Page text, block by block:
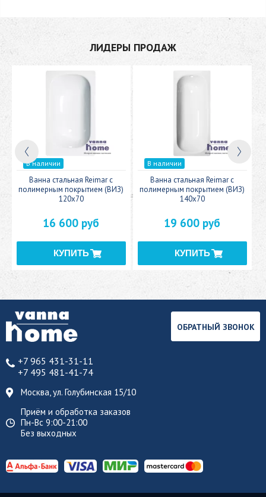
ЛИДЕРЫ ПРОДАЖ
В наличии
Ванна стальная Reimar с
полимерным покрытием (ВИЗ)
120x70
16 600 руб
В наличии
Ванна стальная Reimar с
полимерным покрытием (ВИЗ)
140x70
19 600 руб
+7 965 431-31-11
+7 495 481-41-74
Москва, ул. Голубинская 15/10
Приём и обработка заказов
Пн-Вс 9:00-21:00
Без выходных
ОБРАТНЫЙ ЗВОНОК